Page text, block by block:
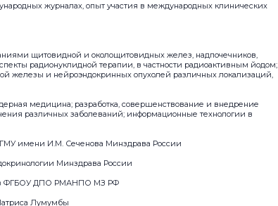
журналах, опыт участия в международных клинических
щитовидной и околощитовидных желез, надпочечников,
радионуклидной терапии, в частности радиоактивным йодом;
железы и нейроэндокринных опухолей различных локализаций,
медицина; разработка, совершенствование и внедрение
различных заболеваний; информационные технологии в
имени И.М. Сеченова Минздрава России
Минздрава России
в ФГБОУ ДПО РМАНПО МЗ РФ
Лумумбы